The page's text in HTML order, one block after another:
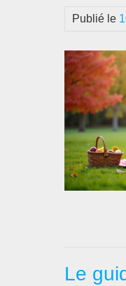
Publié le
Le